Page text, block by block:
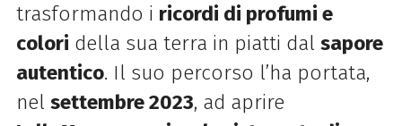
trasformando i ricordi di profumi e
colori della sua terra in piatti dal sapore
autentico. Il suo percorso l’ha portata,
nel settembre 2023, ad aprire